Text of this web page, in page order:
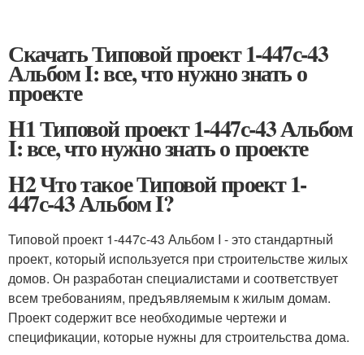
Скачать Типовой проект 1-447с-43
Альбом I: все, что нужно знать о
проекте
H1 Типовой проект 1-447с-43 Альбом
I: все, что нужно знать о проекте
H2 Что такое Типовой проект 1-
447с-43 Альбом I?
Типовой проект 1-447с-43 Альбом I - это стандартный
проект, который используется при строительстве жилых
домов. Он разработан специалистами и соответствует
всем требованиям, предъявляемым к жилым домам.
Проект содержит все необходимые чертежи и
спецификации, которые нужны для строительства дома.